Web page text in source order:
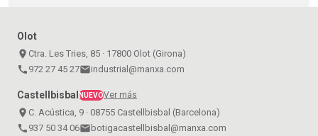
Olot
place Ctra. Les Tries, 85 · 17800 Olot (Girona)
call 972 27 45 27emailindustrial@manxa.com
CastellbisbalNUEVOVer más
place C. Acústica, 9 · 08755 Castellbisbal (Barcelona)
call 937 50 34 06emailbotigacastellbisbal@manxa.com